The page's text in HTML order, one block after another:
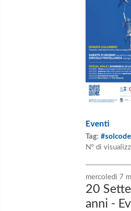
Eventi
Tag:
N° di
mercoledì 7
20
anni -